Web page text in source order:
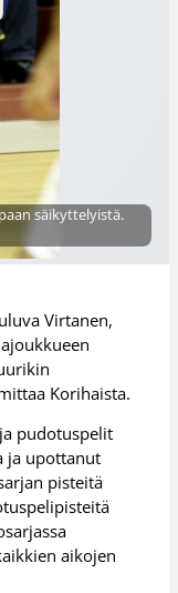
säikyttelyistä.
Virtanen,
Korihaista.
pudotuspelit
ja upottanut
pisteitä
aikojen